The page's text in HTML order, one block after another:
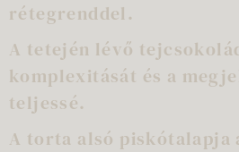
rétegrenddel.
A tetején lévő
komplexitását és a
teljessé.
A torta alsó piskótalapja